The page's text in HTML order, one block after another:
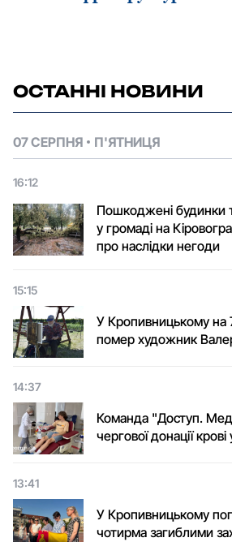
ОСТАННІ НОВИНИ
07 СЕРПНЯ П'ЯТНИЦЯ
16:12
Пошкоджені будинки
у громаді на
про наслідки негоди
15:15
У Кропивницькому на
помер художник
14:37
Команда "Доступ.
чергової донації
13:41
У Кропивницькому
чотирма загиблими